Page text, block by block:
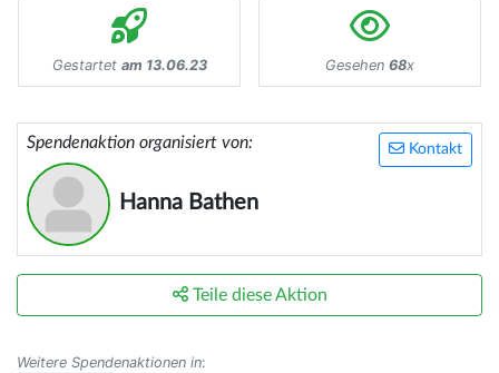
Gestartet am 13.06.23 Gesehen 68x
Kontakt
Spendenaktion organisiert von:
Hanna Bathen
Teile diese Aktion
Weitere Spendenaktionen in: